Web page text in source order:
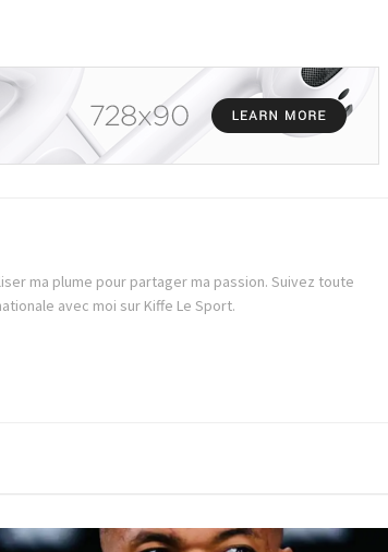
ma plume pour partager ma passion. Suivez toute
avec moi sur Kiffe Le Sport.